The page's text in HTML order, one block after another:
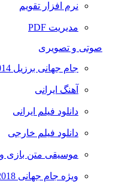
نرم افزار تقویم
مدیریت PDF
صوتی و تصویری
جام جهانی برزیل 2014
آهنگ ایرانی
دانلود فیلم ایرانی
دانلود فیلم خارجی
موسیقی متن بازی و فیلم
ویژه جام جهانی 2018 روسیه